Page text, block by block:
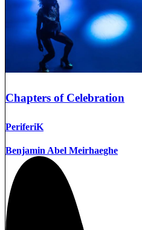
Chapters of Celebration
PeriferiK
Benjamin Abel Meirhaeghe